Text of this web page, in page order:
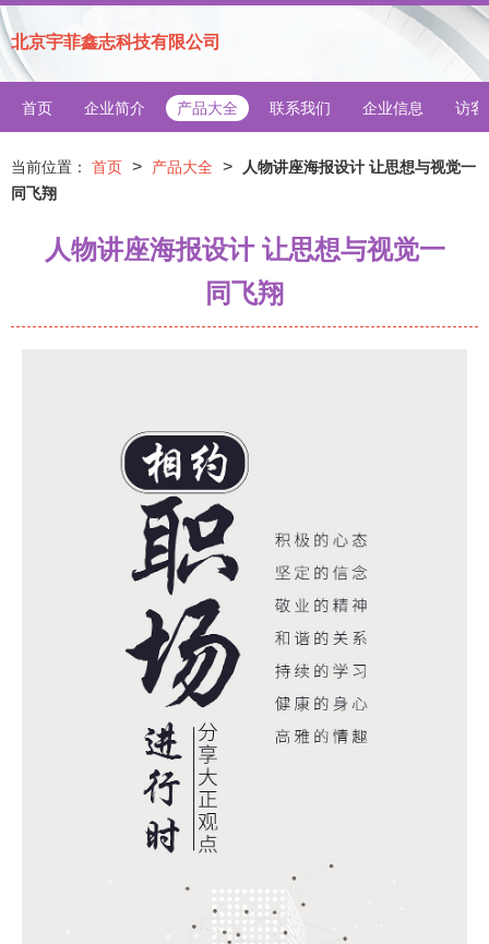
北京宇菲鑫志科技有限公司
首页 企业简介 产品大全 联系我们 企业信息 访客
当前位置： 首页 > 产品大全 >
人物讲座海报设计 让思想与视觉一
同飞翔
人物讲座海报设计 让思想与视觉一
同飞翔